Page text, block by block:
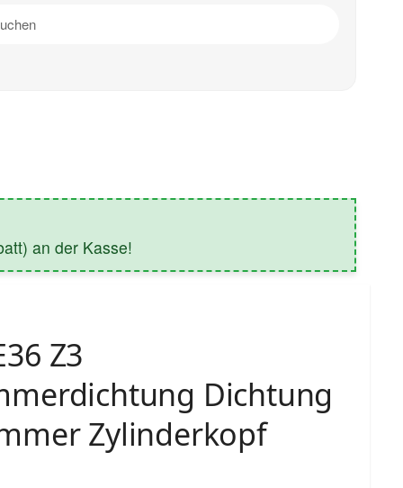
an der Kasse!
Z3
Dichtung
Zylinderkopf